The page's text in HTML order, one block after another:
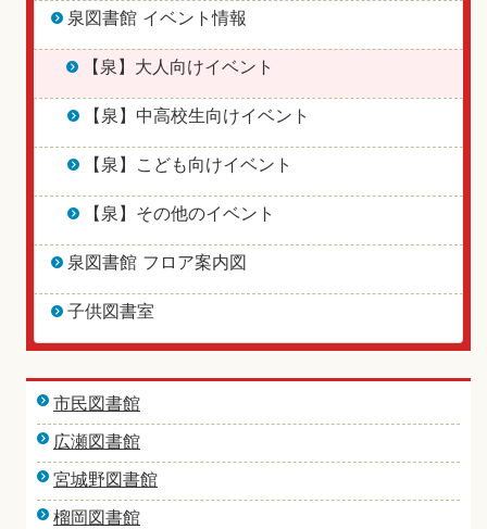
泉図書館 イベント情報
【泉】大人向けイベント
【泉】中高校生向けイベント
【泉】こども向けイベント
【泉】その他のイベント
泉図書館 フロア案内図
子供図書室
市民図書館
広瀬図書館
宮城野図書館
榴岡図書館